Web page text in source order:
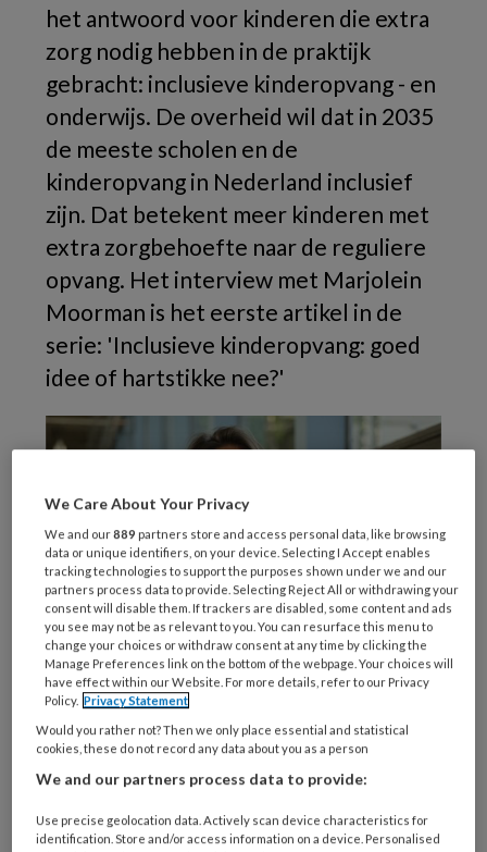
het antwoord voor kinderen die extra
zorg nodig hebben in de praktijk
gebracht: inclusieve kinderopvang - en
onderwijs. De overheid wil dat in 2035
de meeste scholen en de
kinderopvang in Nederland inclusief
zijn. Dat betekent meer kinderen met
extra zorgbehoefte naar de reguliere
opvang. Het interview met Marjolein
Moorman is het eerste artikel in de
serie: 'Inclusieve kinderopvang: goed
idee of hartstikke nee?'
Foto: Roderik Rotting
‘We
REGISTREREN
We Care About Your Privacy
We and our889 partners store and access personal data, like browsing
data or unique identifiers, on your device. Selecting I Accept enables
tracking technologies to support the purposes shown under we and our
partners process data to provide. Selecting Reject All or withdrawing your
consent will disable them. If trackers are disabled, some content and ads
you see may not be as relevant to you. You can resurface this menu to
change your choices or withdraw consent at any time by clicking the
Manage Preferences link on the bottom of the webpage. Your choices will
have effect within our Website. For more details, refer to our Privacy
Policy. Privacy Statement
Would you rather not? Then we only place essential and statistical
cookies, these do not record any data about you as a person
We and our partners process data to provide:
Use precise geolocation data. Actively scan device characteristics for
identification. Store and/or access information on a device. Personalised